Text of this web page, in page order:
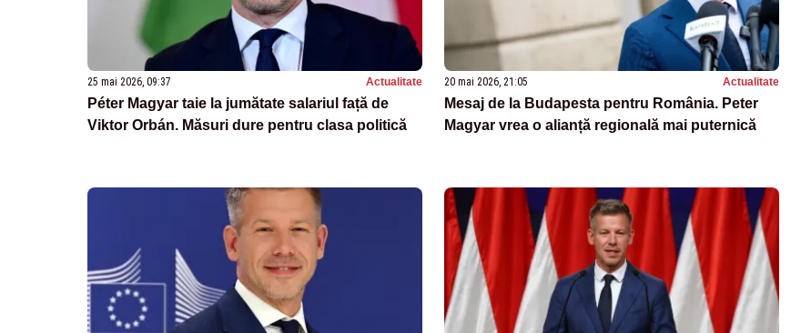
25 mai 2026, 09:37 Actualitate
Péter Magyar taie la jumătate salariul față de
Viktor Orbán. Măsuri dure pentru clasa politică
20 mai 2026, 21:05 Actualitate
Mesaj de la Budapesta pentru România. Peter
Magyar vrea o alianță regională mai puternică